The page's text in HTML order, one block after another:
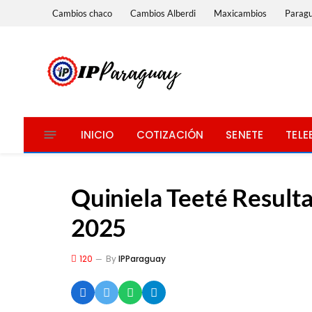
Cambios chaco Cambios Alberdi Maxicambios
INICIO COTIZACIÓN SENETE
Quiniela Teeté
2025
120 ByIPParaguay